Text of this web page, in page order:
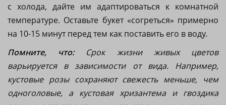
с холода, дайте им адаптироваться к комнатной
температуре. Оставьте букет «согреться» примерно
на 10-15 минут перед тем как поставить его в воду.
Помните, что:
Срок жизни живых цветов
варьируется в зависимости от вида. Например,
кустовые розы сохраняют свежесть меньше, чем
одноголовые, а кустовая хризантема и гвоздика